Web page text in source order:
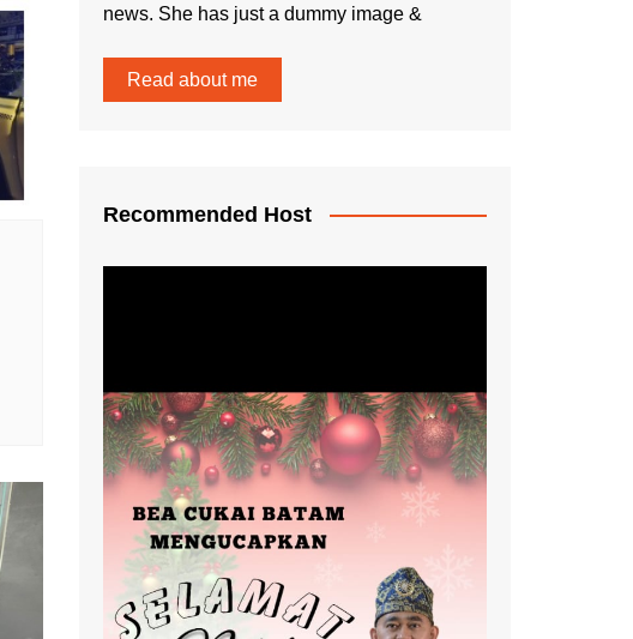
news. She has just a dummy image &
Read about me
Recommended Host